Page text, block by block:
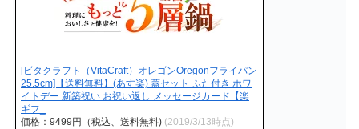
[ビタクラフト（VitaCraft）オレゴンOregonフライパン
25.5cm]【送料無料】(あす楽) 蓋セット ふた付き ホワ
イトデー 新築祝い お祝い返し メッセージカード【楽
ギフ_
価格：9499円（税込、送料無料) (2019/3/13時点)